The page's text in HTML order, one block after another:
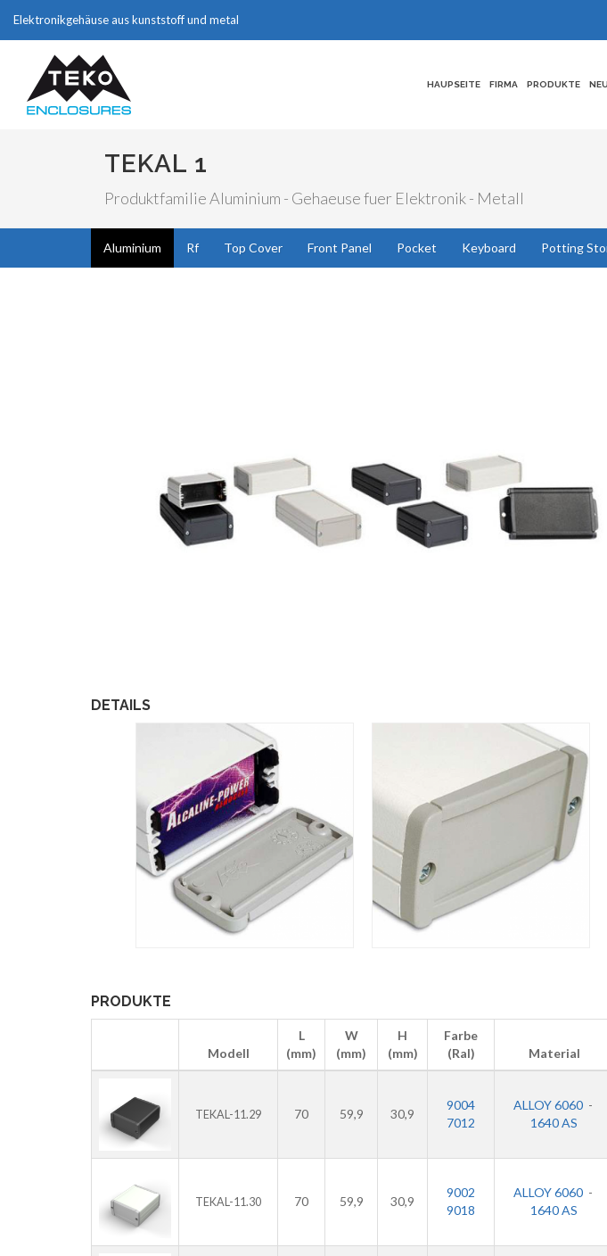
Elektronikgehäuse aus kunststoff und metal
HAUPSEITE FIRMA PRODUKTE
TEKAL 1
Produktfamilie Aluminium - Gehaeuse fuer Elektronik - Metall
Aluminium Rf Top Cover Front Panel Pocket Keyboard Potting
DETAILS
PRODUKTE
Modell
L
(mm)
W
(mm)
H
(mm)
Farbe
(Ral)
Material
TEKAL-11.29 70 59,9 30,9
9004
7012
ALLOY 6060 -
1640 AS
TEKAL-11.30 70 59,9 30,9
9002
9018
ALLOY 6060 -
1640 AS